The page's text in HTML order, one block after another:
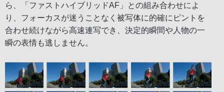
ら、「ファストハイブリッドAF」との組み合わせによ
り、フォーカスが迷うことなく被写体に的確にピントを
合わせ続けながら高速連写でき、決定的瞬間や人物の一
瞬の表情も逃しません。